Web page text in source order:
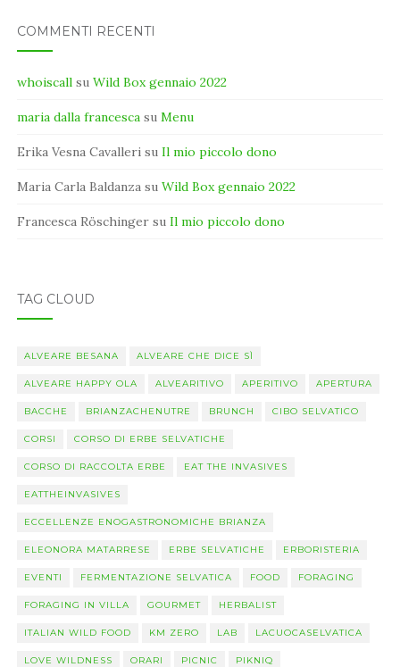
COMMENTI RECENTI
whoiscall suWild Box gennaio 2022
maria dalla francesca suMenu
Erika Vesna Cavalleri suIl mio piccolo dono
Maria Carla Baldanza suWild Box gennaio 2022
Francesca Röschinger suIl mio piccolo dono
TAG CLOUD
ALVEARE BESANA ALVEARE CHE DICE SÌ
ALVEARE HAPPY OLA ALVEARITIVO APERITIVO APERTURA
BACCHE BRIANZACHENUTRE BRUNCH CIBO SELVATICO
CORSI CORSO DI ERBE SELVATICHE
CORSO DI RACCOLTA ERBE EAT THE INVASIVES
EATTHEINVASIVES
ECCELLENZE ENOGASTRONOMICHE BRIANZA
ELEONORA MATARRESE ERBE SELVATICHE ERBORISTERIA
EVENTI FERMENTAZIONE SELVATICA FOOD FORAGING
FORAGING IN VILLA GOURMET HERBALIST
ITALIAN WILD FOOD KM ZERO LAB LACUOCASELVATICA
LOVE WILDNESS ORARI PICNIC PIKNIQ